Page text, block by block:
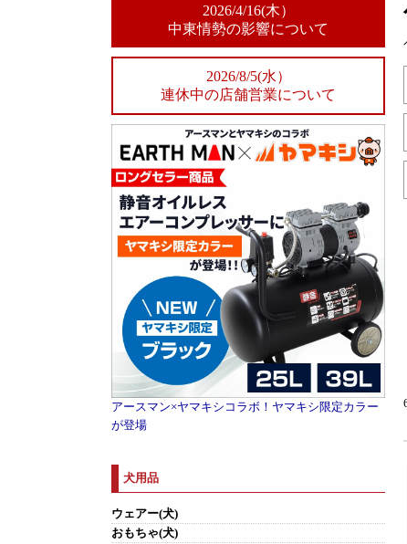
2026/4/16(木）
中東情勢の影響について
2026/8/5(水）
連休中の店舗営業について
アースマン×ヤマキシコラボ！ヤマキシ限定カラー
が登場
犬用品
ウェアー(犬)
おもちゃ(犬)